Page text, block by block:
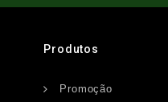
Produtos
Promoção